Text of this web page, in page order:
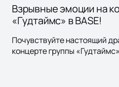
Взрывные эмоции на
«Гудтаймс» в BASE!
Почувствуйте настоящий
концерте группы